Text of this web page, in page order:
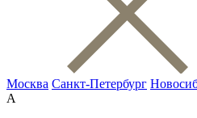
Москва Санкт-Петербург
А